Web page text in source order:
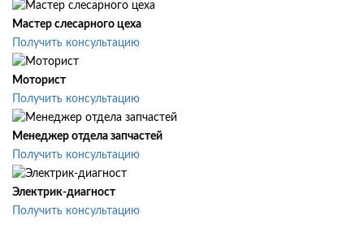
Мастер слесарного цеха
Получить консультацию
Моторист
Получить консультацию
Менеджер отдела запчастей
Получить консультацию
Электрик-диагност
Получить консультацию